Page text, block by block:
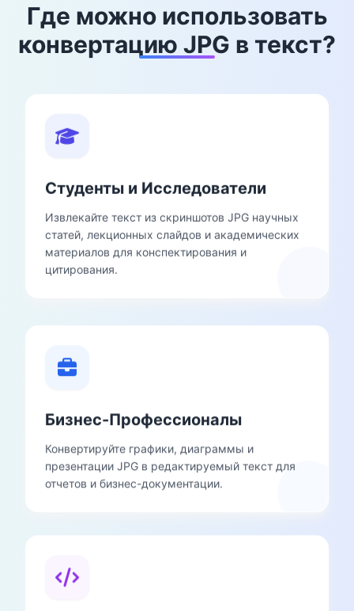
Где можно использовать
конвертацию JPG в текст?
Студенты и Исследователи
Извлекайте текст из скриншотов JPG научных
статей, лекционных слайдов и академических
материалов для конспектирования и
цитирования.
Бизнес-Профессионалы
Конвертируйте графики, диаграммы и
презентации JPG в редактируемый текст для
отчетов и бизнес-документации.